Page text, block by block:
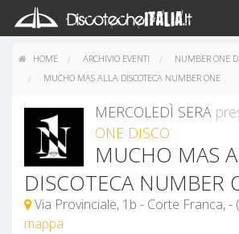
HOME ARCHIVIO EVENTI
NUMBER ONE
MUCHO MAS ALLA DISCOTECA NUMBER ONE
MERCOLEDÌ SERA
ONE DISCO
MUCHO MAS
DISCOTECA NUMBER
Via
mappa